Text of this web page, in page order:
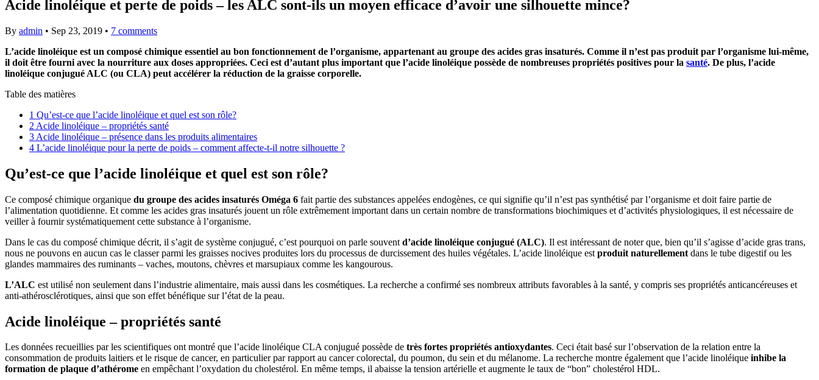
Acide linoléique et perte de poids – les ALC sont-ils un moyen efficace d’avoir une silhouette mince?
By admin • Sep 23, 2019 • 7 comments
L’acide linoléique est un composé chimique essentiel au bon fonctionnement de l’organisme, appartenant au groupe des acides gras insaturés. Comme il n’est pas produit par l’organisme lui-même,
il doit être fourni avec la nourriture aux doses appropriées. Ceci est d’autant plus important que l’acide linoléique possède de nombreuses propriétés positives pour la santé. De plus, l’acide
linoléique conjugué ALC (ou CLA) peut accélérer la réduction de la graisse corporelle.
Table des matières
1 Qu’est-ce que l’acide linoléique et quel est son rôle?
2 Acide linoléique – propriétés santé
3 Acide linoléique – présence dans les produits alimentaires
4 L’acide linoléique pour la perte de poids – comment affecte-t-il notre silhouette ?
Qu’est-ce que l’acide linoléique et quel est son rôle?
Ce composé chimique organique du groupe des acides insaturés Oméga 6 fait partie des substances appelées endogènes, ce qui signifie qu’il n’est pas synthétisé par l’organisme et doit faire partie de
l’alimentation quotidienne. Et comme les acides gras insaturés jouent un rôle extrêmement important dans un certain nombre de transformations biochimiques et d’activités physiologiques, il est nécessaire de
veiller à fournir systématiquement cette substance à l’organisme.
Dans le cas du composé chimique décrit, il s’agit de système conjugué, c’est pourquoi on parle souvent d’acide linoléique conjugué (ALC). Il est intéressant de noter que, bien qu’il s’agisse d’acide gras trans,
nous ne pouvons en aucun cas le classer parmi les graisses nocives produites lors du processus de durcissement des huiles végétales. L’acide linoléique est produit naturellement dans le tube digestif ou les
glandes mammaires des ruminants – vaches, moutons, chèvres et marsupiaux comme les kangourous.
L’ALC est utilisé non seulement dans l’industrie alimentaire, mais aussi dans les cosmétiques. La recherche a confirmé ses nombreux attributs favorables à la santé, y compris ses propriétés anticancéreuses et
anti-athérosclérotiques, ainsi que son effet bénéfique sur l’état de la peau.
Acide linoléique – propriétés santé
Les données recueillies par les scientifiques ont montré que l’acide linoléique CLA conjugué possède de très fortes propriétés antioxydantes. Ceci était basé sur l’observation de la relation entre la
consommation de produits laitiers et le risque de cancer, en particulier par rapport au cancer colorectal, du poumon, du sein et du mélanome. La recherche montre également que l’acide linoléique inhibe la
formation de plaque d’athérome en empêchant l’oxydation du cholestérol. En même temps, il abaisse la tension artérielle et augmente le taux de “bon” cholestérol HDL.